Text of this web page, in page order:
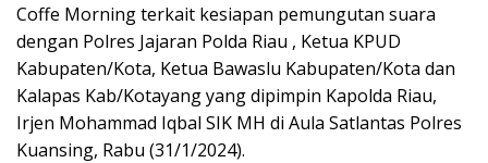
Coffe Morning terkait kesiapan pemungutan suara
dengan Polres Jajaran Polda Riau , Ketua KPUD
Kabupaten/Kota, Ketua Bawaslu Kabupaten/Kota dan
Kalapas Kab/Kotayang yang dipimpin Kapolda Riau,
Irjen Mohammad Iqbal SIK MH di Aula Satlantas Polres
Kuansing, Rabu (31/1/2024).